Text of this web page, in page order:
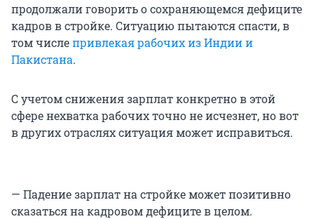
продолжали говорить о сохраняющемся дефиците
кадров в стройке. Ситуацию пытаются спасти, в
том числепривлекая рабочих из Индии и
Пакистана.
С учетом снижения зарплат конкретно в этой
сфере нехватка рабочих точно не исчезнет, но вот
в других отраслях ситуация может исправиться.
— Падение зарплат на стройке может позитивно
сказаться на кадровом дефиците в целом.